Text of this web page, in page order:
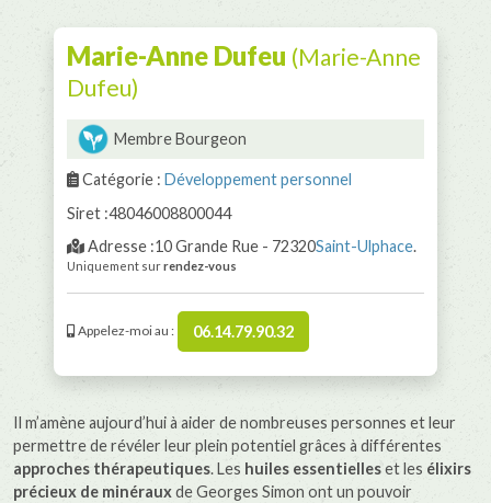
Marie-Anne Dufeu (Marie-Anne
Dufeu)
Membre Bourgeon
Catégorie : Développement personnel
Siret :48046008800044
Adresse :10 Grande Rue - 72320Saint-Ulphace.
Uniquement surrendez-vous
Appelez-moi au : 06.14.79.90.32
Il m’amène aujourd’hui à aider de nombreuses personnes et leur
permettre de révéler leur plein potentiel grâces à différentes
approches thérapeutiques. Les huiles essentielleset les élixirs
précieux de minérauxde Georges Simon ont un pouvoir